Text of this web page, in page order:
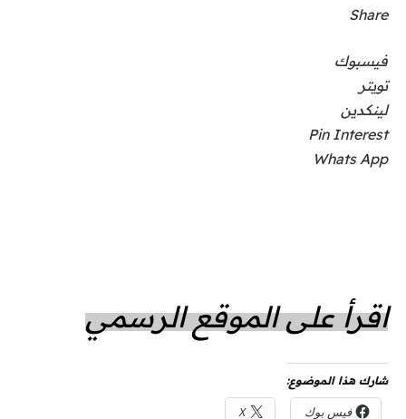
Share
فيسبوك
تويتر
لينكدين
Pin Interest
Whats App
اقرأ على الموقع الرسمي
شارك هذا الموضوع:
فيس بوك X